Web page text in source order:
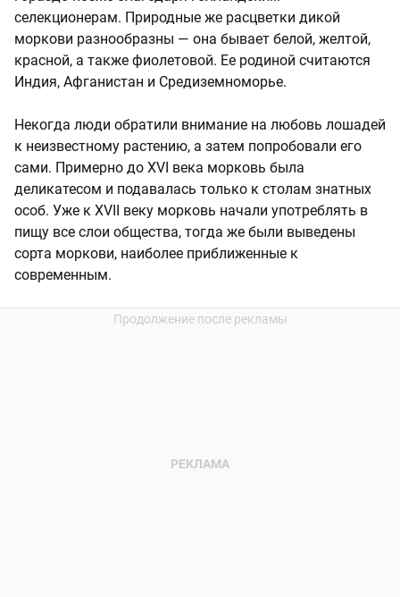
селекционерам. Природные же расцветки дикой
моркови разнообразны — она бывает белой, желтой,
красной, а также фиолетовой. Ее родиной считаются
Индия, Афганистан и Средиземноморье.
Некогда люди обратили внимание на любовь лошадей
к неизвестному растению, а затем попробовали его
сами. Примерно до XVI века морковь была
деликатесом и подавалась только к столам знатных
особ. Уже к XVII веку морковь начали употреблять в
пищу все слои общества, тогда же были выведены
сорта моркови, наиболее приближенные к
современным.